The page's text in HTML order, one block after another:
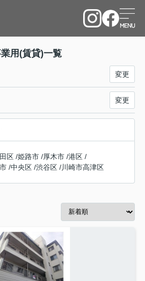
用(賃貸)一覧
変更
変更
区 /姫路市 /厚木市 /港区 /
/中央区 /渋谷区 /川崎市高津区